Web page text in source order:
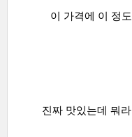
이 가격에 이 정
진짜 맛있는데 뭐